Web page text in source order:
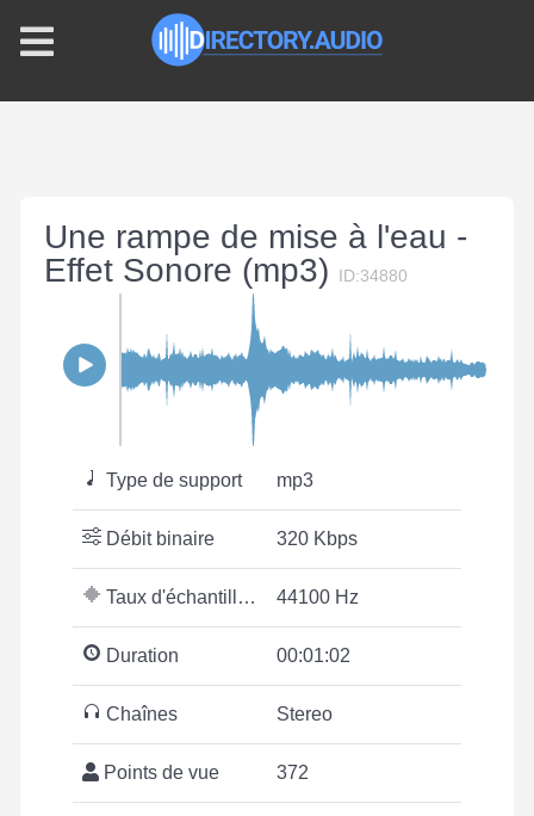
Une rampe de mise à l'eau -
Effet Sonore (mp3)
ID:34880
Type de support mp3
Débit binaire 320 Kbps
Taux d'échantillonnage 44100 Hz
Duration 00:01:02
Chaînes Stereo
Points de vue 372